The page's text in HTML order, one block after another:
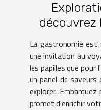
découvrez
monde à
La gastronomie est
une invitation au
les papilles que pour
un panel de
explorer.
promet d'enrichir